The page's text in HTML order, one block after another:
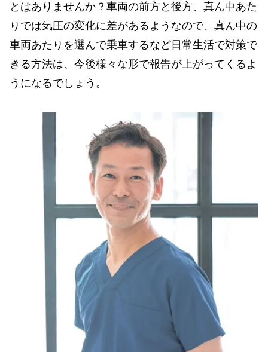
とはありませんか？車両の前方と後方、真ん中あた
りでは気圧の変化に差があるようなので、真ん中の
車両あたりを選んで乗車するなど日常生活で対策で
きる方法は、今後様々な形で報告が上がってくるよ
うになるでしょう。